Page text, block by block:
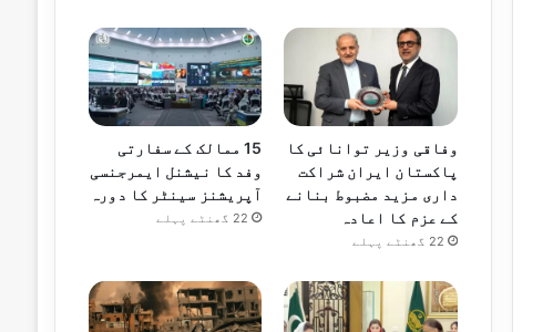
وفاقی وزیر توانائی کا
پاکستان ایران شراکت
داری مزید مضبوط بنانے
کے عزم کا اعادہ
22 گھنٹے پہلے
15 ممالک کے سفارتی
وفد کا نیشنل ایمرجنسی
آپریشنز سینٹر کا دورہ
22 گھنٹے پہلے